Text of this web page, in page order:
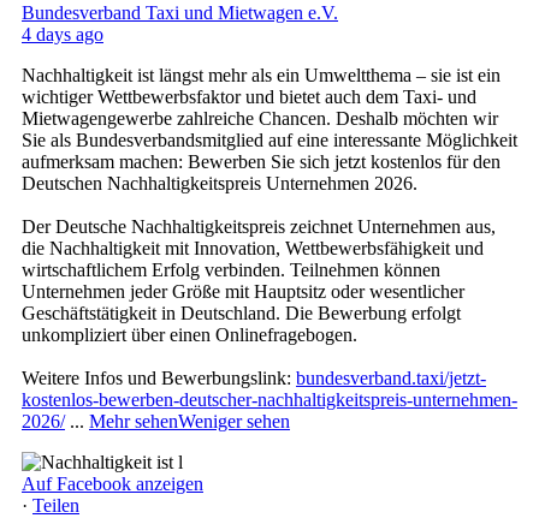
Bundesverband Taxi und Mietwagen e.V.
4 days ago
Nachhaltigkeit ist längst mehr als ein Umweltthema – sie ist ein
wichtiger Wettbewerbsfaktor und bietet auch dem Taxi- und
Mietwagengewerbe zahlreiche Chancen. Deshalb möchten wir
Sie als Bundesverbandsmitglied auf eine interessante Möglichkeit
aufmerksam machen: Bewerben Sie sich jetzt kostenlos für den
Deutschen Nachhaltigkeitspreis Unternehmen 2026.
Der Deutsche Nachhaltigkeitspreis zeichnet Unternehmen aus,
die Nachhaltigkeit mit Innovation, Wettbewerbsfähigkeit und
wirtschaftlichem Erfolg verbinden. Teilnehmen können
Unternehmen jeder Größe mit Hauptsitz oder wesentlicher
Geschäftstätigkeit in Deutschland. Die Bewerbung erfolgt
unkompliziert über einen Onlinefragebogen.
Weitere Infos und Bewerbungslink: bundesverband.taxi/jetzt-
kostenlos-bewerben-deutscher-nachhaltigkeitspreis-unternehmen-
2026/ ... Mehr sehenWeniger sehen
Auf Facebook anzeigen
· Teilen